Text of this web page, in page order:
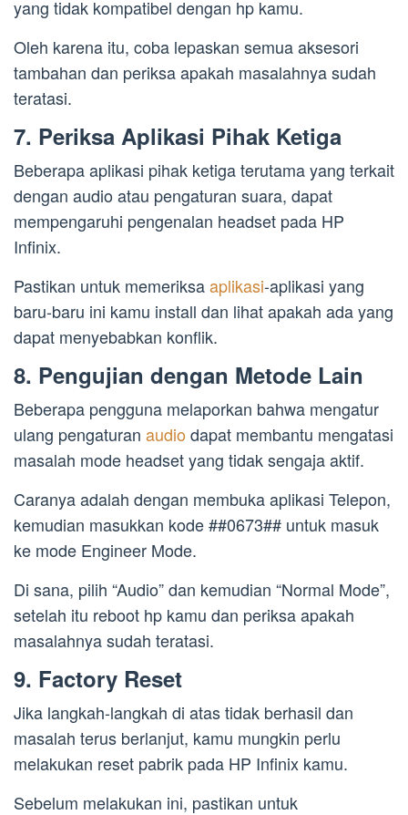
yang tidak kompatibel dengan hp kamu.
Oleh karena itu, coba lepaskan semua aksesori
tambahan dan periksa apakah masalahnya sudah
teratasi.
7. Periksa Aplikasi Pihak Ketiga
Beberapa aplikasi pihak ketiga terutama yang terkait
dengan audio atau pengaturan suara, dapat
mempengaruhi pengenalan headset pada HP
Infinix.
Pastikan untuk memeriksaaplikasi-aplikasi yang
baru-baru ini kamu install dan lihat apakah ada yang
dapat menyebabkan konflik.
8. Pengujian dengan Metode Lain
Beberapa pengguna melaporkan bahwa mengatur
ulang pengaturan audio dapat membantu mengatasi
masalah mode headset yang tidak sengaja aktif.
Caranya adalah dengan membuka aplikasi Telepon,
kemudian masukkan kode ##0673## untuk masuk
ke mode Engineer Mode.
Di sana, pilih “Audio” dan kemudian “Normal Mode”,
setelah itu reboot hp kamu dan periksa apakah
masalahnya sudah teratasi.
9. Factory Reset
Jika langkah-langkah di atas tidak berhasil dan
masalah terus berlanjut, kamu mungkin perlu
melakukan reset pabrik pada HP Infinix kamu.
Sebelum melakukan ini, pastikan untuk